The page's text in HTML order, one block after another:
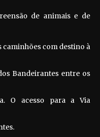
de animais e de
caminhões com destino à
Bandeirantes entre os
O acesso para a Via